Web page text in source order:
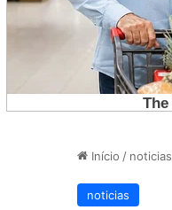
Início / noticias
noticias